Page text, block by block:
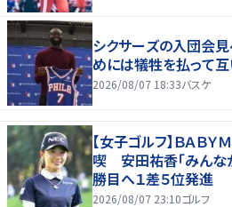
シクサーズの入団会見
めには犠牲を払って互
2026/08/07 18:33バスケ
【女子ゴルフ】ＢＡＢＹ
喫 安田祐香「みんな
勝目へ１差５位発進
2026/08/07 23:10ゴルフ